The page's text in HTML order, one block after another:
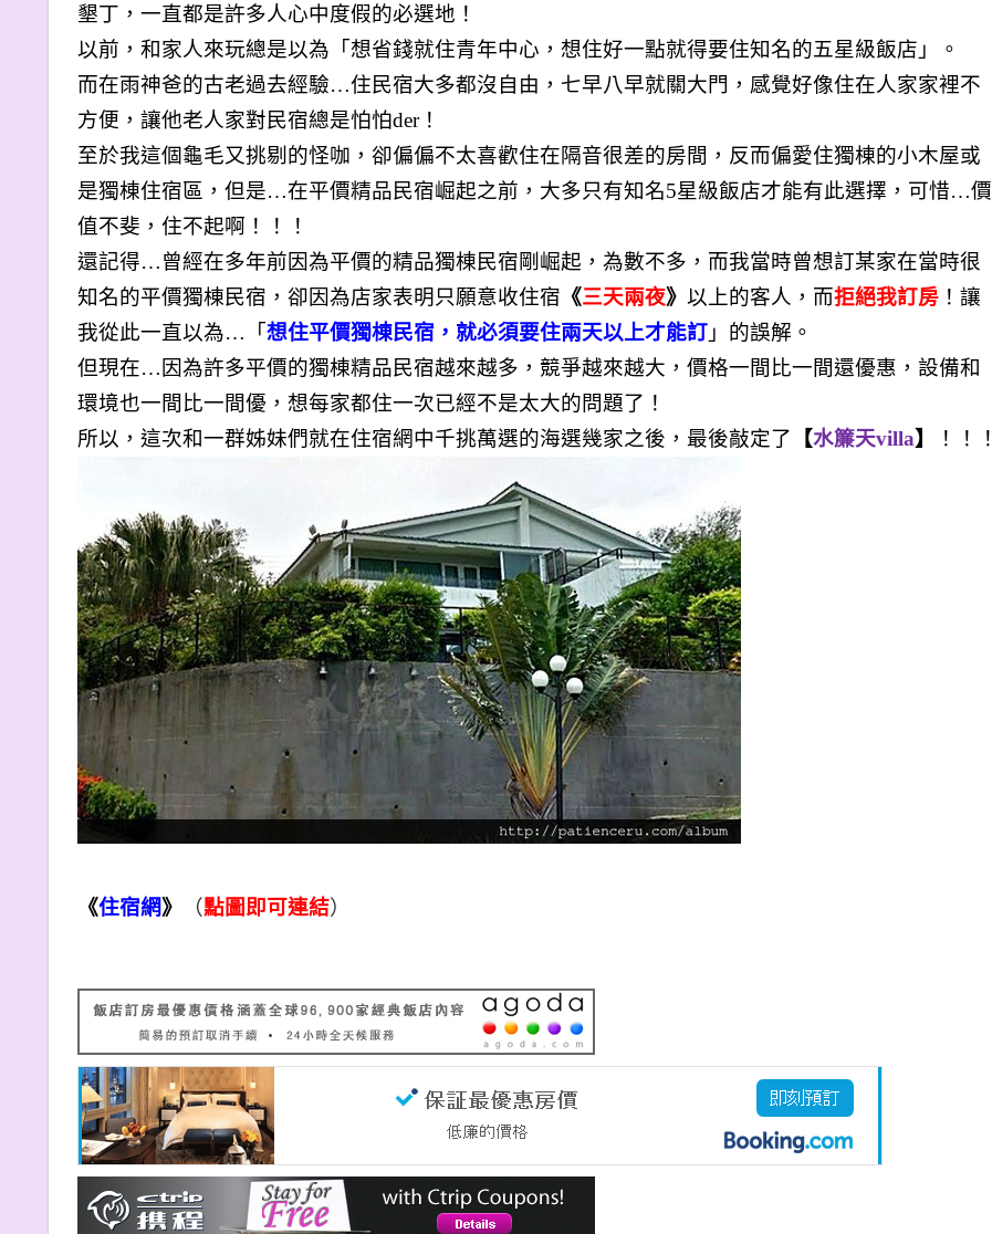
墾丁，一直都是許多人心中度假的必選地！
以前，和家人來玩總是以為「想省錢就住青年中心，想住好一點就得要住知名的五星級飯店」。
而在雨神爸的古老過去經驗…住民宿大多都沒自由，七早八早就關大門，感覺好像住在人家家裡不
方便，讓他老人家對民宿總是怕怕der！
至於我這個龜毛又挑剔的怪咖，卻偏偏不太喜歡住在隔音很差的房間，反而偏愛住獨棟的小木屋或
是獨棟住宿區，但是…在平價精品民宿崛起之前，大多只有知名5星級飯店才能有此選擇，可惜…價
值不斐，住不起啊！！！
還記得…曾經在多年前因為平價的精品獨棟民宿剛崛起，為數不多，而我當時曾想訂某家在當時很
知名的平價獨棟民宿，卻因為店家表明只願意收住宿 《三天兩夜》 以上的客人，而拒絕我訂房！讓
我從此一直以為…「想住平價獨棟民宿，就必須要住兩天以上才能訂」的誤解。
但現在…因為許多平價的獨棟精品民宿越來越多，競爭越來越大，價格一間比一間還優惠，設備和
環境也一間比一間優，想每家都住一次已經不是太大的問題了！
所以，這次和一群姊妹們就在住宿網中千挑萬選的海選幾家之後，最後敲定了 【水簾天villa】 ！！！
《住宿網》 （點圖即可連結）